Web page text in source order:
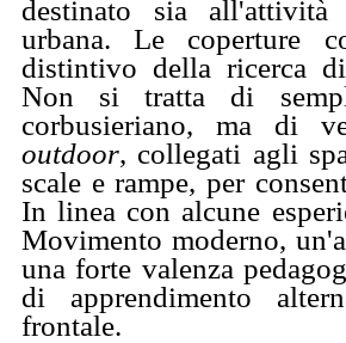
destinato sia
urbana. Le coperture
distintivo della ricerca
Non si tratta di
corbusieriano, ma di
outdoor, collegati agli
scale e rampe, per
In linea con alcune
Movimento moderno,
una forte valenza
di apprendimento
frontale.